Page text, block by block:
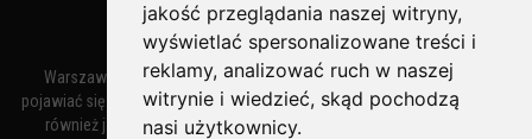
jakość przeglądania naszej witryny,
wyświetlać spersonalizowane treści i
reklamy, analizować ruch w naszej
witrynie i wiedzieć, skąd pochodzą
nasi użytkownicy.
Warszawa – miasto stołeczne Warszawa. Nazwa miasta zaczęła
pojawiać się w dokumentach w XIV wieku jako Warszewa, a od XV wieku
również jako Warszowa. Zmiana nazwy na Warszawa w XV wieku